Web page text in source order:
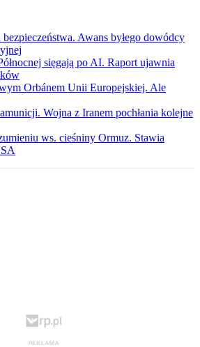
Awans byłego dowódcy
sięgają po AI. Raport ujawnia
Orbánem Unii Europejskiej. Ale
Wojna z Iranem pochłania kolejne
ws. cieśniny Ormuz. Stawia